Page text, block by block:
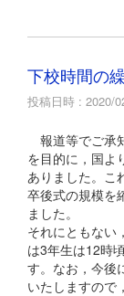
下校時間の
投稿日時 : 2020/
報道等でご承
を目的に，国よ
ありました。こ
卒後式の規模を
ました。
それにともない
は3年生は12時
す。なお，今後
いたしますので